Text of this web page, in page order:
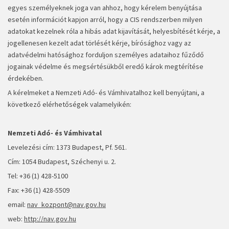
egyes személyeknek joga van ahhoz, hogy kérelem benyújtása
esetén információt kapjon arról, hogy a CIS rendszerben milyen
adatokat kezelnek róla a hibás adat kijavítását, helyesbítését kérje, a
jogellenesen kezelt adat törlését kérje, bírósághoz vagy az
adatvédelmi hatósághoz forduljon személyes adataihoz fűződő
jogainak védelme és megsértésükből eredő károk megtérítése
érdekében.
A kérelmeket a Nemzeti Adó- és Vámhivatalhoz kell benyújtani, a
következő elérhetőségek valamelyikén:
Nemzeti Adó- és Vámhivatal
Levelezési cím: 1373 Budapest, Pf. 561.
Cím: 1054 Budapest, Széchenyi u. 2.
Tel: +36 (1) 428-5100
Fax: +36 (1) 428-5509
email: nav_kozpont@nav.gov.hu
web: http://nav.gov.hu